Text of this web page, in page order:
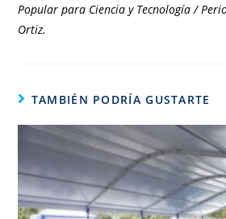
Popular para Ciencia y Tecnología /
Ortiz.
TAMBIÉN PODRÍA GUSTARTE